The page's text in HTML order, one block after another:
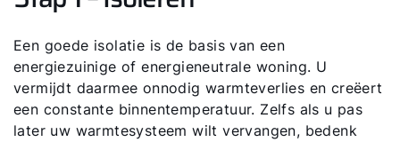
Een goede isolatie is de basis van een
energiezuinige of energieneutrale woning. U
vermijdt daarmee onnodig warmteverlies en creëert
een constante binnentemperatuur. Zelfs als u pas
later uw warmtesysteem wilt vervangen, bedenk